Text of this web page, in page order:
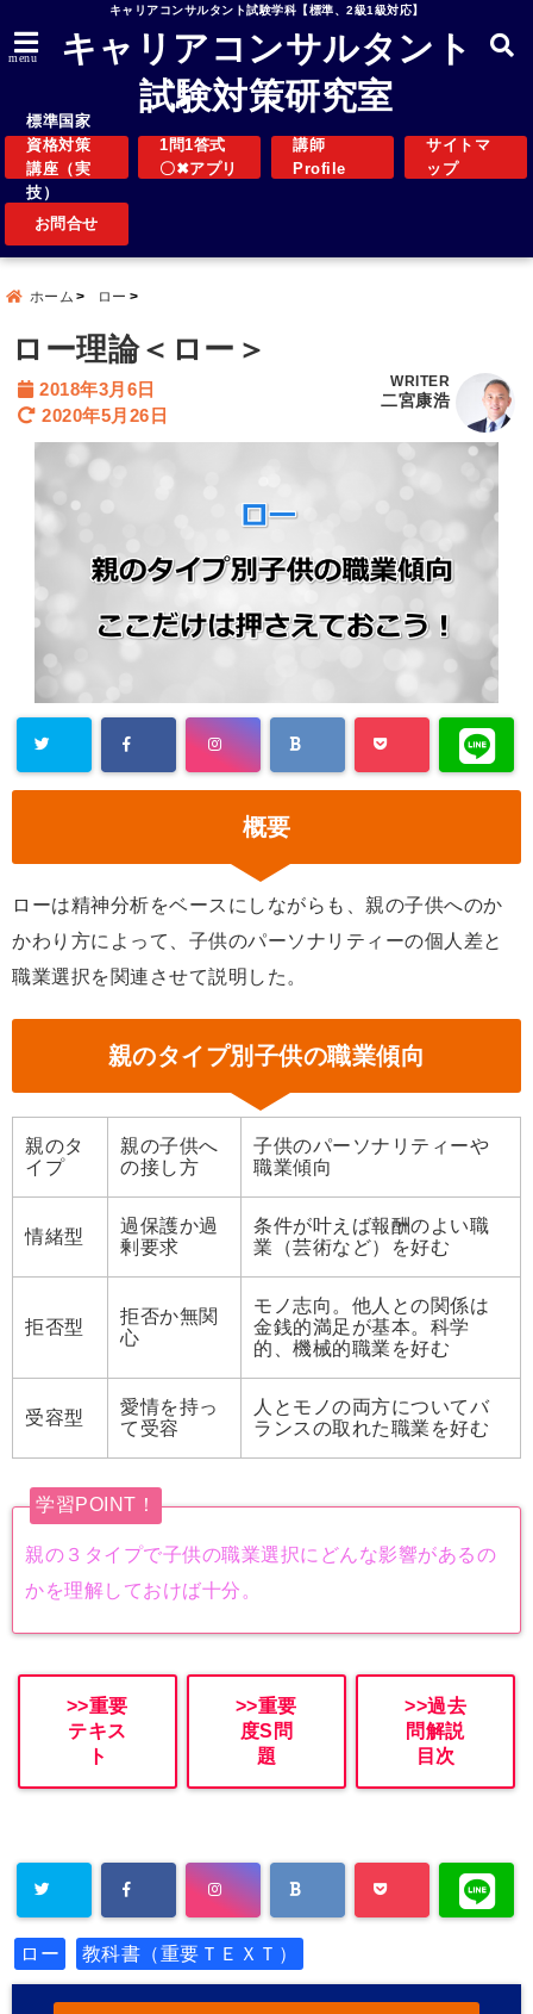
キャリアコンサルタント試験学科【標準、2級1級対応】
menu
キャリアコンサルタント
試験対策研究室
標準国家
資格対策
講座（実
技）
1問1答式
〇✖アプリ
講師
Profile
サイトマ
ップ
お問合せ
ホーム ロー
ロー理論＜ロー＞
2018年3月6日
2020年5月26日
WRITER
二宮康浩
概要
ローは精神分析をベースにしながらも、親の子供へのか
かわり方によって、子供のパーソナリティーの個人差と
職業選択を関連させて説明した。
親のタイプ別子供の職業傾向
親のタ
イプ
親の子供へ
の接し方
子供のパーソナリティーや
職業傾向
情緒型
過保護か過
剰要求
条件が叶えば報酬のよい職
業（芸術など）を好む
拒否型
拒否か無関
心
モノ志向。他人との関係は
金銭的満足が基本。科学
的、機械的職業を好む
受容型
愛情を持っ
て受容
人とモノの両方についてバ
ランスの取れた職業を好む
学習POINT！
親の３タイプで子供の職業選択にどんな影響があるの
かを理解しておけば十分。
>>重要
テキス
ト
>>重要
度S問
題
>>過去
問解説
目次
ロー 教科書（重要ＴＥＸＴ）